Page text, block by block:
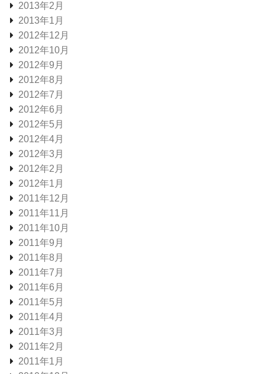
2013年2月
2013年1月
2012年12月
2012年10月
2012年9月
2012年8月
2012年7月
2012年6月
2012年5月
2012年4月
2012年3月
2012年2月
2012年1月
2011年12月
2011年11月
2011年10月
2011年9月
2011年8月
2011年7月
2011年6月
2011年5月
2011年4月
2011年3月
2011年2月
2011年1月